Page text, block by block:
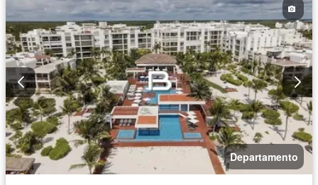
Departamento